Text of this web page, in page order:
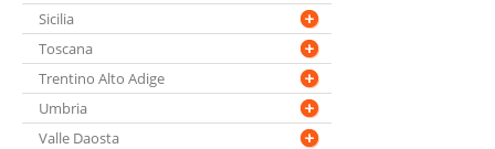
Sicilia
Toscana
Trentino Alto Adige
Umbria
Valle Daosta